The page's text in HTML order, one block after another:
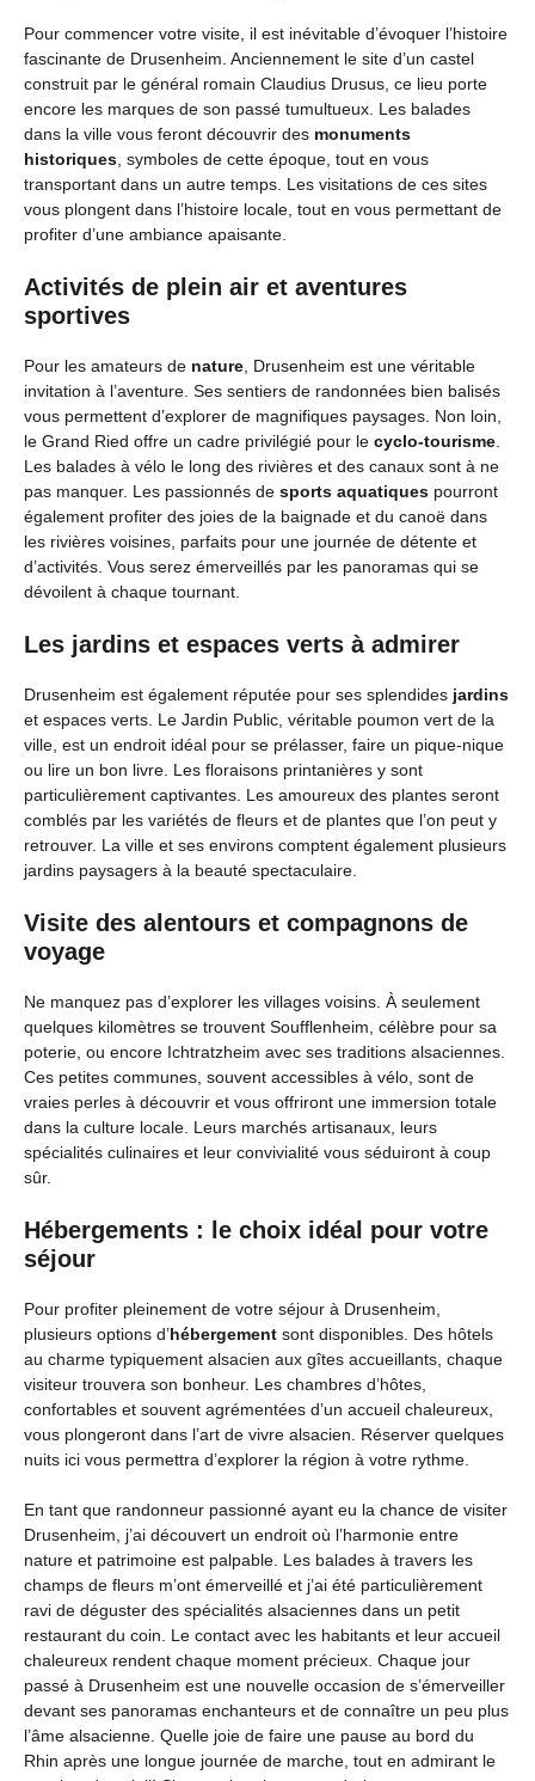
Pour commencer votre visite, il est inévitable d’évoquer l’histoire
fascinante de Drusenheim. Anciennement le site d’un castel
construit par le général romain Claudius Drusus, ce lieu porte
encore les marques de son passé tumultueux. Les balades
dans la ville vous feront découvrir des monuments
historiques, symboles de cette époque, tout en vous
transportant dans un autre temps. Les visitations de ces sites
vous plongent dans l’histoire locale, tout en vous permettant de
profiter d’une ambiance apaisante.
Activités de plein air et aventures
sportives
Pour les amateurs de nature, Drusenheim est une véritable
invitation à l’aventure. Ses sentiers de randonnées bien balisés
vous permettent d’explorer de magnifiques paysages. Non loin,
le Grand Ried offre un cadre privilégié pour le cyclo-tourisme.
Les balades à vélo le long des rivières et des canaux sont à ne
pas manquer. Les passionnés de sports aquatiques pourront
également profiter des joies de la baignade et du canoë dans
les rivières voisines, parfaits pour une journée de détente et
d’activités. Vous serez émerveillés par les panoramas qui se
dévoilent à chaque tournant.
Les jardins et espaces verts à admirer
Drusenheim est également réputée pour ses splendides jardins
et espaces verts. Le Jardin Public, véritable poumon vert de la
ville, est un endroit idéal pour se prélasser, faire un pique-nique
ou lire un bon livre. Les floraisons printanières y sont
particulièrement captivantes. Les amoureux des plantes seront
comblés par les variétés de fleurs et de plantes que l’on peut y
retrouver. La ville et ses environs comptent également plusieurs
jardins paysagers à la beauté spectaculaire.
Visite des alentours et compagnons de
voyage
Ne manquez pas d’explorer les villages voisins. À seulement
quelques kilomètres se trouvent Soufflenheim, célèbre pour sa
poterie, ou encore Ichtratzheim avec ses traditions alsaciennes.
Ces petites communes, souvent accessibles à vélo, sont de
vraies perles à découvrir et vous offriront une immersion totale
dans la culture locale. Leurs marchés artisanaux, leurs
spécialités culinaires et leur convivialité vous séduiront à coup
sûr.
Hébergements : le choix idéal pour votre
séjour
Pour profiter pleinement de votre séjour à Drusenheim,
plusieurs options d’hébergement sont disponibles. Des hôtels
au charme typiquement alsacien aux gîtes accueillants, chaque
visiteur trouvera son bonheur. Les chambres d’hôtes,
confortables et souvent agrémentées d’un accueil chaleureux,
vous plongeront dans l’art de vivre alsacien. Réserver quelques
nuits ici vous permettra d’explorer la région à votre rythme.
En tant que randonneur passionné ayant eu la chance de visiter
Drusenheim, j’ai découvert un endroit où l’harmonie entre
nature et patrimoine est palpable. Les balades à travers les
champs de fleurs m’ont émerveillé et j’ai été particulièrement
ravi de déguster des spécialités alsaciennes dans un petit
restaurant du coin. Le contact avec les habitants et leur accueil
chaleureux rendent chaque moment précieux. Chaque jour
passé à Drusenheim est une nouvelle occasion de s’émerveiller
devant ses panoramas enchanteurs et de connaître un peu plus
l’âme alsacienne. Quelle joie de faire une pause au bord du
Rhin après une longue journée de marche, tout en admirant le